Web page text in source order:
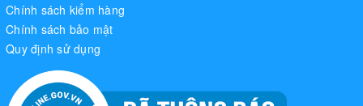
Chính sách kiểm hàng
Chính sách bảo mật
Quy định sử dụng